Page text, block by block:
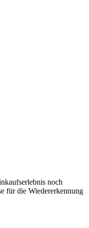
noch
für die Wiedererkennung